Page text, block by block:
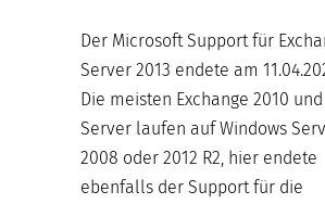
Der Microsoft Support für
Server 2013 endete am
Die meisten Exchange 2010 und
Server laufen auf Windows
2008 oder 2012 R2, hier endete
ebenfalls der Support für die